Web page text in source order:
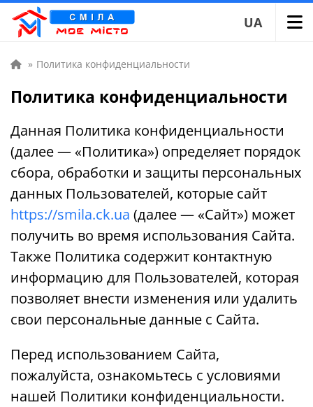
UA
» Политика конфиденциальности
Политика конфиденциальности
Данная Политика конфиденциальности
(далее — «Политика») определяет порядок
сбора, обработки и защиты персональных
данных Пользователей, которые сайт
https://smila.ck.ua (далее — «Сайт») может
получить во время использования Сайта.
Также Политика содержит контактную
информацию для Пользователей, которая
позволяет внести изменения или удалить
свои персональные данные с Сайта.
Перед использованием Сайта,
пожалуйста, ознакомьтесь с условиями
нашей Политики конфиденциальности.